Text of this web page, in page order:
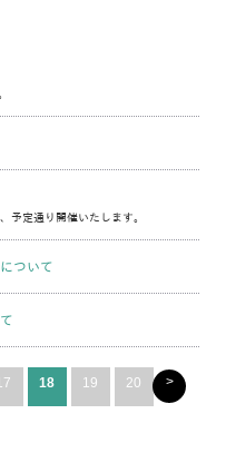
予定通り開催いたします。
ついて
18 19 20 >